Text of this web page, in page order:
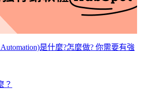
是什麼?怎麼做? 你需要有強
？